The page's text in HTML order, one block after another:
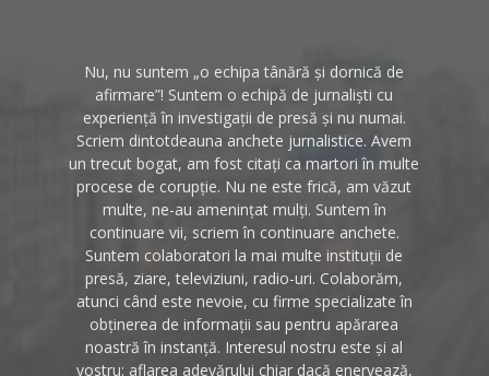
Nu, nu suntem „o echipa tânără și dornică de
afirmare”! Suntem o echipă de jurnaliști cu
experiență în investigații de presă și nu numai.
Scriem dintotdeauna anchete jurnalistice. Avem
un trecut bogat, am fost citați ca martori în multe
procese de corupție. Nu ne este frică, am văzut
multe, ne-au amenințat mulți. Suntem în
continuare vii, scriem în continuare anchete.
Suntem colaboratori la mai multe instituții de
presă, ziare, televiziuni, radio-uri. Colaborăm,
atunci când este nevoie, cu firme specializate în
obținerea de informații sau pentru apărarea
noastră în instanță. Interesul nostru este și al
vostru: aflarea adevărului chiar dacă enervează,